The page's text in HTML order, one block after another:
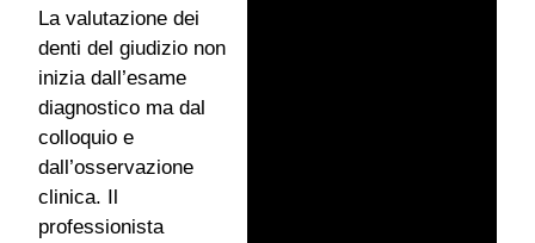
La valutazione dei
denti del giudizio non
inizia dall’esame
diagnostico ma dal
colloquio e
dall’osservazione
clinica. Il
professionista